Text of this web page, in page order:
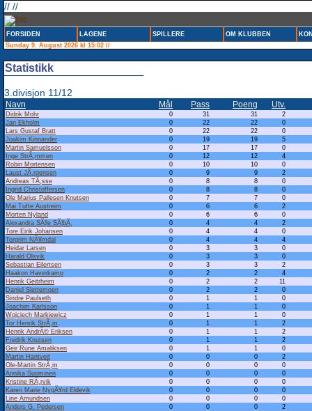
// //
FORSIDEN LAGENE SPILLERE OM KLUBBEN
Sunday 9. August 2026 kl 15:02 //
Statistikk
3.divisjon 11/12
Navn Mål Pass Poeng Utv.
Didrik Mohr 0 31 31
2
Jan Ekholm
0 22 22
0
Lars Gustaf Bratt
0 22 22
0
Joakim Kinnander
0 19 19
5
Martin Samuelsson
0 17 17
0
Inge StrÃ¸mmen
0 12 12
4
Robin Mortensen
0 10 10
0
Laust JÃ¸rgensen
0 9 9
2
Andreas TÃ¸sse
0 8 8
0
Ingrid Christoffersen
0 8 8
0
Ole Marius Pallesen Knutsen
0 7 7
0
Mai Tufte Austreim
0 6 6
2
Morten Nyland
0 6 6
0
Alexandra SÃ¦le SÃ¦bÃ¸
0 4 4
2
Tore Eirik Johansen
0 4 4
0
Torgrim NÃ¥mdal
0 4 4
4
Heidar Larsen
0 3 3
0
Harald Olsvik
0 3 3
0
Sebastian Eilertsen
0 3 3
2
Haakon Haverkamp
0 2 2
4
Henrik Geitrheim
0 2 2
11
Daniel Slettemoen
0 2 2
0
Sindre Paulseth
0 1 1
0
Joachim Karlsson
0 1 1
0
Wojciech Markiewicz
0 1 1
0
Tor Henrik StrÃ¸m
0 1 1
2
Henrik AndrÃ© Eriksen
0 1 1
2
Fredrik Knutsen
0 1 1
2
Geir Rune Amaliksen
0 1 1
0
Martin Hantveit
0 0 0
2
Ole-Martin StrÃ¸m
0 0 0
0
Annika Suominen
0 0 0
0
Kristine RÃ¸rvik
0 0 0
0
Karen Marie NygÃ¥rd Eldevik
0 0 0
0
Line Amundsen
0 0 0
0
Anders G. Pedersen
0 0 0
2